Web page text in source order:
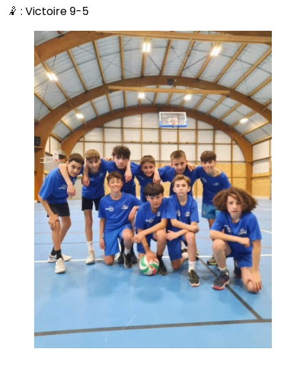
🤾 : Victoire 9-5